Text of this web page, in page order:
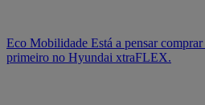
Eco Mobilidade Está a pensar
primeiro no Hyundai xtraFLEX.